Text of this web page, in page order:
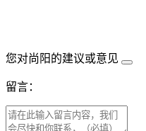
您对尚阳的建议或意见
留言：